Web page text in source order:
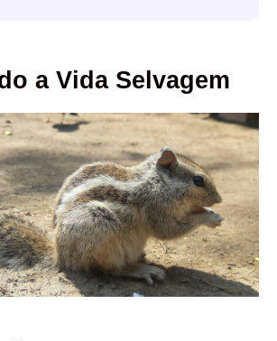
a Vida Selvagem